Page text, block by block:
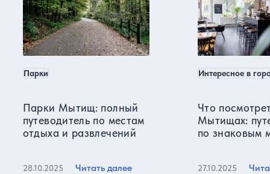
Парки Мытищ: полный
путеводитель по местам
отдыха и развлечений
Парки
28.10.2025 Читать далее
Что
Мытищах:
по знаковым
Интересное в
27.10.2025